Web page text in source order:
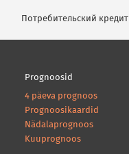
Потребительский кредит
Prognoosid
4 päeva prognoos
Prognoosikaardid
Nädalaprognoos
Kuuprognoos